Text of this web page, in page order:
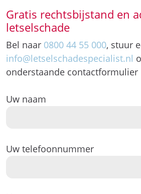
Gratis rechtsbijstand en
letselschade
Bel naar 0800 44 55 000, stuur
info@letselschadespecialist.nl
onderstaande contactformulier
Uw naam
Uw telefoonnummer